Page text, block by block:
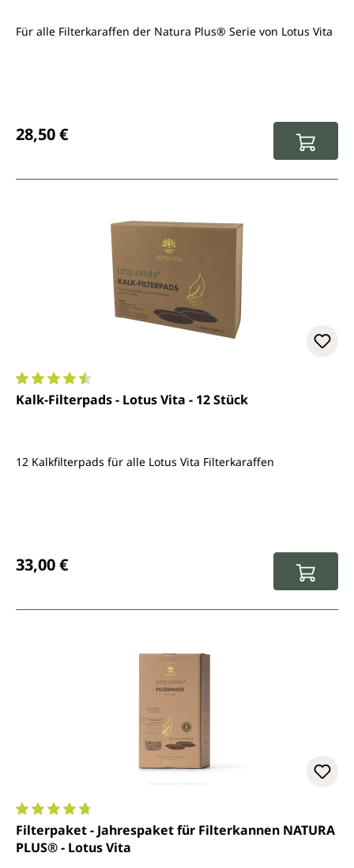
Für alle Filterkaraffen der Natura Plus® Serie von Lotus Vita
28,50 €
Durchschnittliche Bewertung von 4.5 von 5 Sternen
Kalk-Filterpads - Lotus Vita - 12 Stück
12 Kalkfilterpads für alle Lotus Vita Filterkaraffen
33,00 €
Durchschnittliche Bewertung von 4.7 von 5 Sternen
Filterpaket - Jahrespaket für Filterkannen NATURA
PLUS® - Lotus Vita